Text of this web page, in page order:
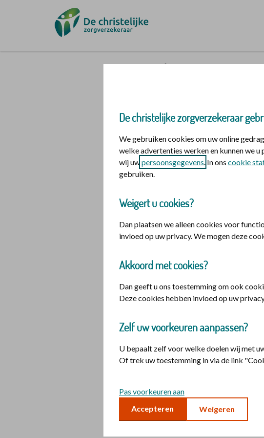
Ga naar de homepage
Inloggen in
Inloggen voor mijzelf en
Hulp nodig bij het inloggen?
U heeft hiervoor een
aanvragen bij DigiD
De christelijke zorgverzekeraar
We gebruiken cookies om uw online
welke advertenties werken en kunnen we
wij uw persoonsgegevens. In ons cookie
gebruiken.
Weigert u cookies?
Dan plaatsen we alleen cookies voor
invloed op uw privacy. We mogen deze
Akkoord met cookies?
Dan geeft u ons toestemming om ook
Deze cookies hebben invloed op uw
Zelf uw voorkeuren aanpassen?
U bepaalt zelf voor welke doelen wij met
Of trek uw toestemming in via de link
Pas voorkeuren aan
Accepteren
Weigeren